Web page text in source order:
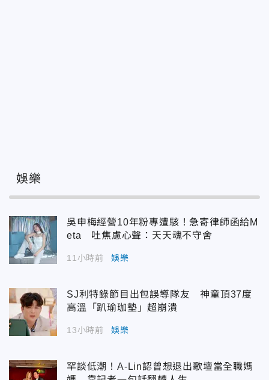
娛樂
吳申梅經營10年粉專遭駭！急寄律師函給M
eta 吐焦慮心聲：天天魂不守舍
11小時前 娛樂
SJ利特錄節目出包誤導隊友 神童頂37度
高溫「趴瑜珈墊」超崩潰
13小時前 娛樂
罕談低潮！A-Lin認曾想退出歌壇當全職媽